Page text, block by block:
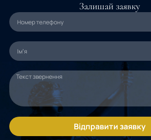
Залишай заявку
Відправити заявку